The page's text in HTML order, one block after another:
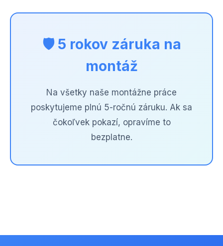
🛡️ 5 rokov záruka na
montáž
Na všetky naše montážne práce
poskytujeme plnú 5-ročnú záruku. Ak sa
čokoľvek pokazí, opravíme to
bezplatne.